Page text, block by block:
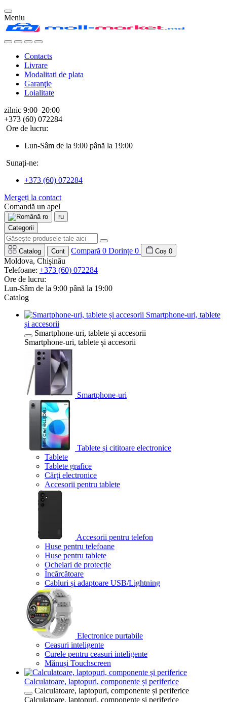
Meniu
Contacts
Livrare
Modalitati de plata
Garanţie
Loialitate
zilnic 9:00–20:00
+373 (60) 072284
Ore de lucru:
Lun-Sâm de la 9:00 până la 19:00
Sunați-ne:
+373 (60) 072284
Mergeți la contact
Comandă un apel
ro
ru
Categorii
Catalog Cont Compară 0 Dorințe 0 Coș 0
Moldova, Chișinău
Telefoane: +373 (60) 072284
Ore de lucru:
Lun-Sâm de la 9:00 până la 19:00
Catalog
Smartphone-uri, tablete
și accesorii
Smartphone-uri, tablete și accesorii
Smartphone-uri, tablete și accesorii
Smartphone-uri
Tablete și cititoare electronice
Tablete
Tablete grafice
Cărți electronice
Accesorii pentru tablete
Accesorii pentru telefon
Huse pentru telefoane
Huse pentru tablete
Ochelari de protecție
Încărcătoare
Cabluri și adaptoare USB/Lightning
Electronice purtabile
Ceasuri inteligente
Curele pentru ceasuri inteligente
Mănuși Touchscreen
Calculatoare, laptopuri, componente și periferice
Calculatoare, laptopuri, componente și periferice
Calculatoare, laptopuri, componente și periferice